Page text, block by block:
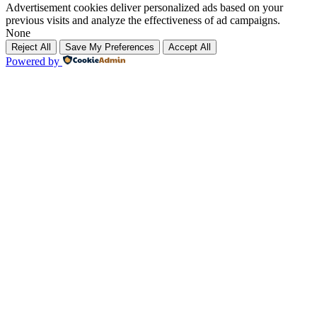
Advertisement cookies deliver personalized ads based on your
previous visits and analyze the effectiveness of ad campaigns.
None
Reject All Save My Preferences Accept All
Powered by